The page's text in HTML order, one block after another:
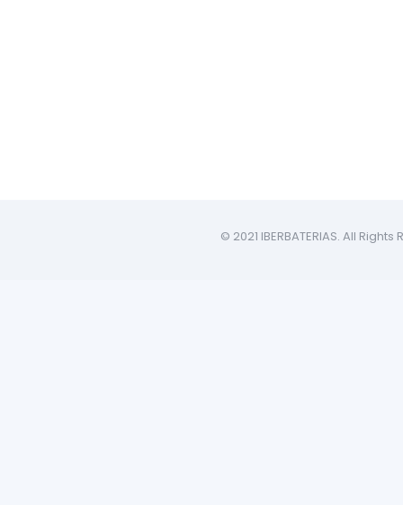
© 2021 IBERBATERIAS. All